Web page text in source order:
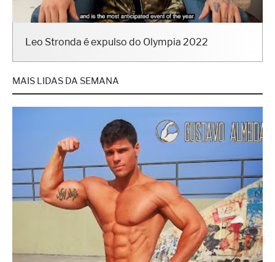
MAIS LIDAS DA SEMANA